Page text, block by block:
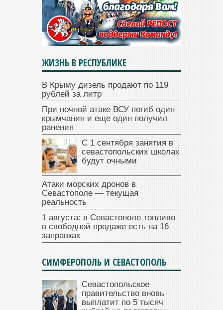
ЖИЗНЬ В РЕСПУБЛИКЕ
В Крыму дизель продают по 119
рублей за литр
При ночной атаке ВСУ погиб один
крымчанин и еще один получил
ранения
С 1 сентября занятия в
севастопольских школах
будут очными
Атаки морских дронов в
Севастополе — текущая
реальность
1 августа: в Севастополе топливо
в свободной продаже есть на 16
заправках
СИМФЕРОПОЛЬ И СЕВАСТОПОЛЬ
Севастопольское
правительство вновь
выплатит по 5 тысяч